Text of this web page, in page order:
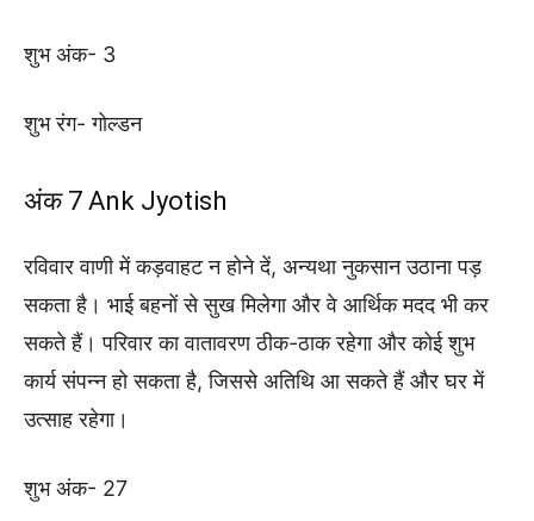
शुभ अंक- 3
शुभ रंग- गोल्डन
अंक 7 Ank Jyotish
रविवार वाणी में कड़वाहट न होने दें, अन्यथा नुकसान उठाना पड़
सकता है। भाई बहनों से सुख मिलेगा और वे आर्थिक मदद भी कर
सकते हैं। परिवार का वातावरण ठीक-ठाक रहेगा और कोई शुभ
कार्य संपन्न हो सकता है, जिससे अतिथि आ सकते हैं और घर में
उत्साह रहेगा।
शुभ अंक- 27